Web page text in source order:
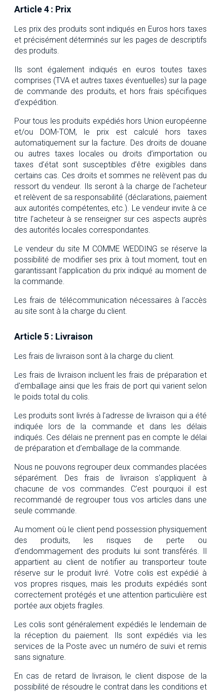
Article 4 : Prix
Les prix des produits sont indiqués en Euros hors taxes
et précisément déterminés sur les pages de descriptifs
des produits.
Ils sont également indiqués en euros toutes taxes
comprises (TVA et autres taxes éventuelles) sur la page
de commande des produits, et hors frais spécifiques
d’expédition.
Pour tous les produits expédiés hors Union européenne
et/ou DOM-TOM, le prix est calculé hors taxes
automatiquement sur la facture. Des droits de douane
ou autres taxes locales ou droits d’importation ou
taxes d’état sont susceptibles d’être exigibles dans
certains cas. Ces droits et sommes ne relèvent pas du
ressort du vendeur. Ils seront à la charge de l’acheteur
et relèvent de sa responsabilité (déclarations, paiement
aux autorités compétentes, etc.). Le vendeur invite à ce
titre l’acheteur à se renseigner sur ces aspects auprès
des autorités locales correspondantes.
Le vendeur du site M COMME WEDDING se réserve la
possibilité de modifier ses prix à tout moment, tout en
garantissant l’application du prix indiqué au moment de
la commande.
Les frais de télécommunication nécessaires à l’accès
au site sont à la charge du client.
Article 5 : Livraison
Les frais de livraison sont à la charge du client.
Les frais de livraison incluent les frais de préparation et
d'emballage ainsi que les frais de port qui varient selon
le poids total du colis.
Les produits sont livrés à l’adresse de livraison qui a été
indiquée lors de la commande et dans les délais
indiqués. Ces délais ne prennent pas en compte le délai
de préparation et d’emballage de la commande.
Nous ne pouvons regrouper deux commandes placées
séparément. Des frais de livraison s'appliquent à
chacune de vos commandes. C’est pourquoi il est
recommandé de regrouper tous vos articles dans une
seule commande.
Au moment où le client pend possession physiquement
des produits, les risques de perte ou
d’endommagement des produits lui sont transférés. Il
appartient au client de notifier au transporteur toute
réserve sur le produit livré. Votre colis est expédié à
vos propres risques, mais les produits expédiés sont
correctement protégés et une attention particulière est
portée aux objets fragiles.
Les colis sont généralement expédiés le lendemain de
la réception du paiement. Ils sont expédiés via les
services de la Poste avec un numéro de suivi et remis
sans signature.
En cas de retard de livraison, le client dispose de la
possibilité de résoudre le contrat dans les conditions et